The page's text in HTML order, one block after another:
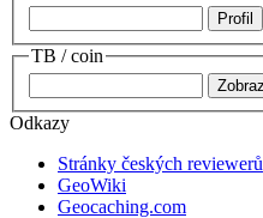
TB / coin
Odkazy
Stránky českých reviewerů
GeoWiki
Geocaching.com